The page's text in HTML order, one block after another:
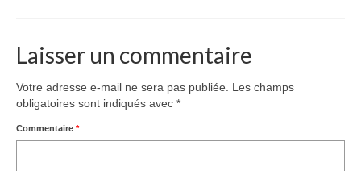
Laisser un commentaire
Votre adresse e-mail ne sera pas publiée.
Les champs
obligatoires sont indiqués avec *
Commentaire *